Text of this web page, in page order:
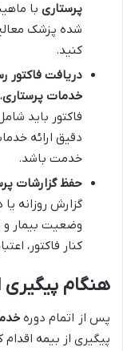
پرستاری با
شده پزشک
کنید.
دریافت فاکتور
خدمات پرستاری
فاکتور باید
دقیق ارائه
خدمت باشد.
حفظ گزارشات
گزارش روزانه یا
وضعیت بیمار و
کنار فاکتور،
هنگام پیگیری
پس از اتمام دوره
پیگیری از بیمه اقدام